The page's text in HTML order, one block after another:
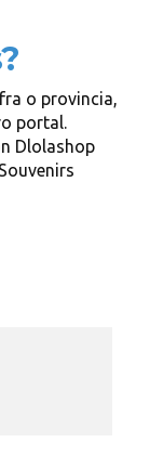
o provincia,
portal.
Dlolashop